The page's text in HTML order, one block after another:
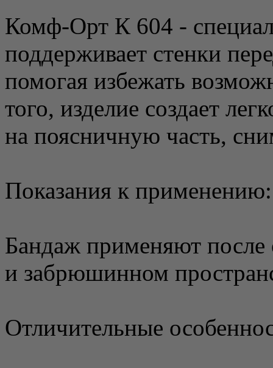
Комф-Орт К 604 -
поддерживает стенки
помогая избежать
того, изделие создает
на поясничную часть,
Показания к применению:
Бандаж применяют
и забрюшинном
Отличительные